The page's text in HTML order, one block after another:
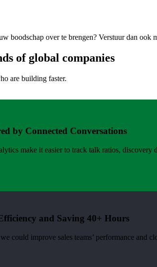
boodschap over te brengen? Verstuur dan ook
of global companies
are building faster.
by Connected Conversations
make it easier to track talk ratios,
and Saving 40+ Hours
could improve sales teams’ performance and